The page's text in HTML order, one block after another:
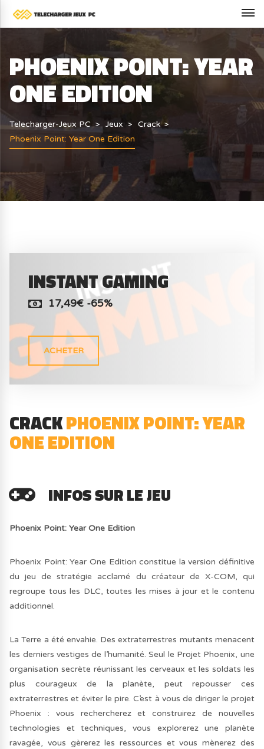
PHOENIX POINT: YEAR
ONE EDITION
Telecharger-Jeux PC Jeux
Crack
Phoenix Point: Year One Edition
INSTANT GAMING
17,49€ -65%
ACHETER
CRACKPHOENIX POINT: YEAR
ONE EDITION
INFOS SUR LE JEU
Phoenix Point: Year One Edition
Phoenix Point: Year One Edition constitue la version définitive
du jeu de stratégie acclamé du créateur de X-COM, qui
regroupe tous les DLC, toutes les mises à jour et le contenu
additionnel.
La Terre a été envahie. Des extraterrestres mutants menacent
les derniers vestiges de l’humanité. Seul le Projet Phoenix, une
organisation secrète réunissant les cerveaux et les soldats les
plus courageux de la planète, peut repousser ces
extraterrestres et éviter le pire. C’est à vous de diriger le projet
Phoenix : vous rechercherez et construirez de nouvelles
technologies et techniques, vous explorerez une planète
ravagée, vous gèrerez les ressources et vous mènerez des